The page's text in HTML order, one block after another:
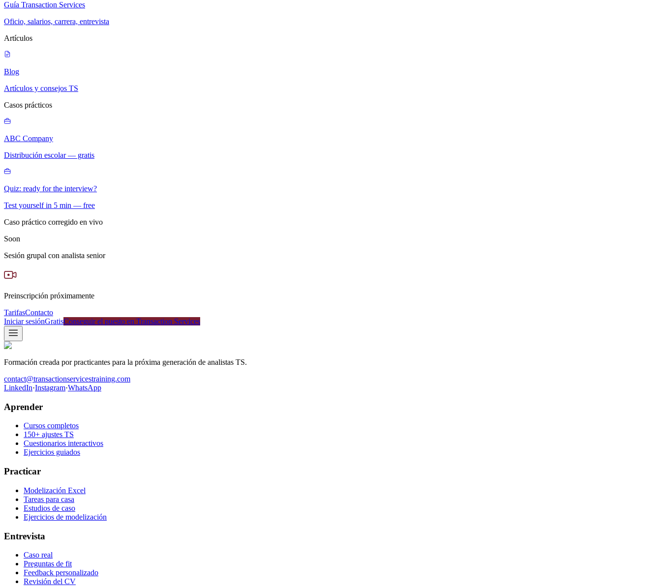
Guía Transaction Services
Oficio, salarios, carrera, entrevista
Artículos
Blog
Artículos y consejos TS
Casos prácticos
ABC Company
Distribución escolar — gratis
Quiz: ready for the interview?
Test yourself in 5 min — free
Caso práctico corregido en vivo
Soon
Sesión grupal con analista senior
Preinscripción próximamente
TarifasContacto
Iniciar sesiónGratisConseguir el puesto en Transaction Services
Formación creada por practicantes para la próxima generación de analistas TS.
contact@transactionservicestraining.com
LinkedIn·Instagram·WhatsApp
Aprender
Cursos completos
150+ ajustes TS
Cuestionarios interactivos
Ejercicios guiados
Practicar
Modelización Excel
Tareas para casa
Estudios de caso
Ejercicios de modelización
Entrevista
Caso real
Preguntas de fit
Feedback personalizado
Revisión del CV